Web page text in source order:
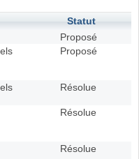
Statut
Proposé
Proposé
Résolue
Résolue
Résolue